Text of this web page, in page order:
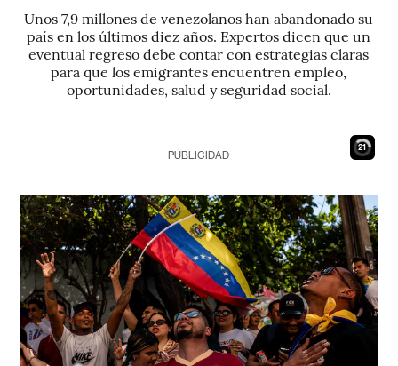
Unos 7,9 millones de venezolanos han abandonado su
país en los últimos diez años. Expertos dicen que un
eventual regreso debe contar con estrategias claras
para que los emigrantes encuentren empleo,
oportunidades, salud y seguridad social.
20
PUBLICIDAD